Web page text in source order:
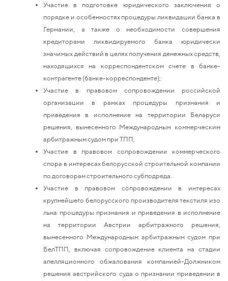
Участие в подготовке юридического заключения о
порядке и особенностях процедуры ликвидации банка в
Германии, а также о необходимости совершения
кредиторами ликвидируемого банка юридически
значимых действий в целях получения денежных средств,
находящихся на корреспондентском счете в банке-
контрагенте (банке-корреспонденте);
Участие в правовом сопровождении российской
организации в рамках процедуры признания и
приведения в исполнение на территории Беларуси
решения, вынесенного Международным коммерческим
арбитражным судом при ТПП;
Участие в правовом сопровождении коммерческого
спора в интересах белорусской строительной компании
по договорам строительного субподряда.
Участие в правовом сопровождении в интересах
крупнейшего белорусского производителя текстиля изо
льна процедуры признания и приведения в исполнение
на территории Австрии арбитражного решения,
вынесенного Международным арбитражным судом при
БелТПП, включая сопровождение клиента на стадии
апелляционного обжалования компанией-Должником
решения австрийского суда о признании приведении в